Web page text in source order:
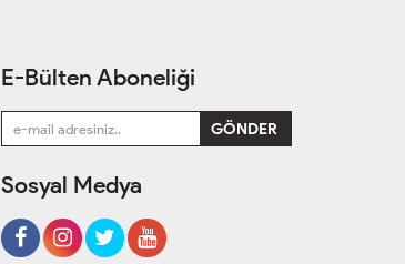
E-Bülten Aboneliği
Sosyal Medya